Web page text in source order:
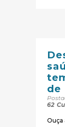
de
62
Ouça